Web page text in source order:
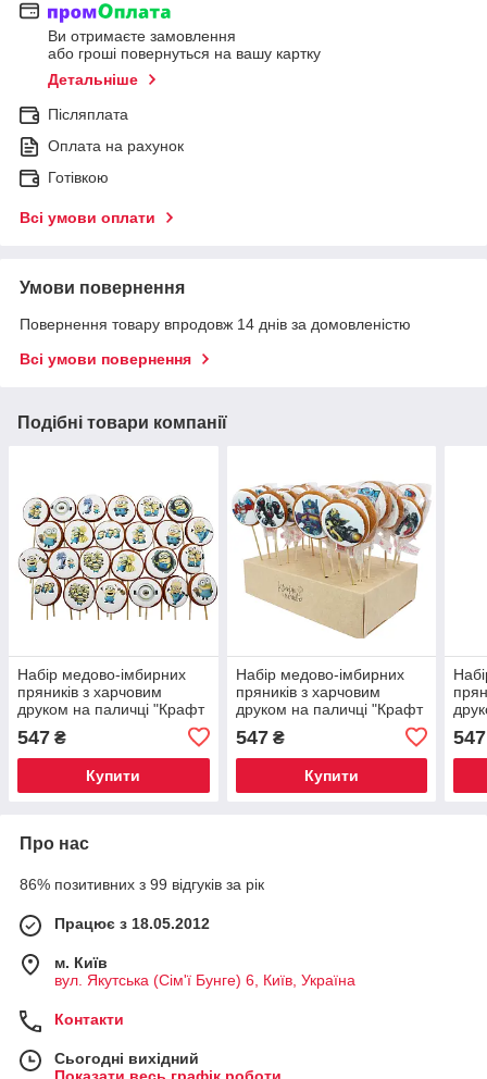
Ви отримаєте замовлення
або гроші повернуться на вашу картку
Детальніше
Післяплата
Оплата на рахунок
Готівкою
Всі умови оплати
Умови повернення
Повернення товару впродовж 14 днів за домовленістю
Всі умови повернення
Подібні товари компанії
Набір медово-імбирних
пряників з харчовим
друком на паличці "Крафт
Печиво", серія "Посіпаки",
17 г/шт, 24 шт/уп
547 ₴
Купити
Набір медово-імбирних
пряників з харчовим
друком на паличці "Крафт
"Трансформери", 17 г/шт,
24 шт/уп
547₴
Купити
17
547
Про нас
86% позитивних з 99 відгуків за рік
Працює з 18.05.2012
м. Київ
вул. Якутська (Сім'ї Бунге) 6, Київ, Україна
Контакти
Сьогодні вихідний